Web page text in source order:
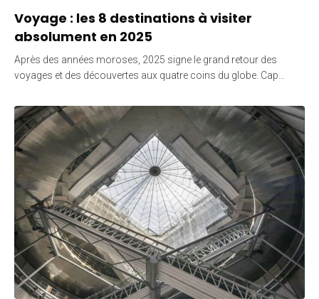
Voyage : les 8 destinations à visiter
absolument en 2025
Après des années moroses, 2025 signe le grand retour des
voyages et des découvertes aux quatre coins du globe. Cap…